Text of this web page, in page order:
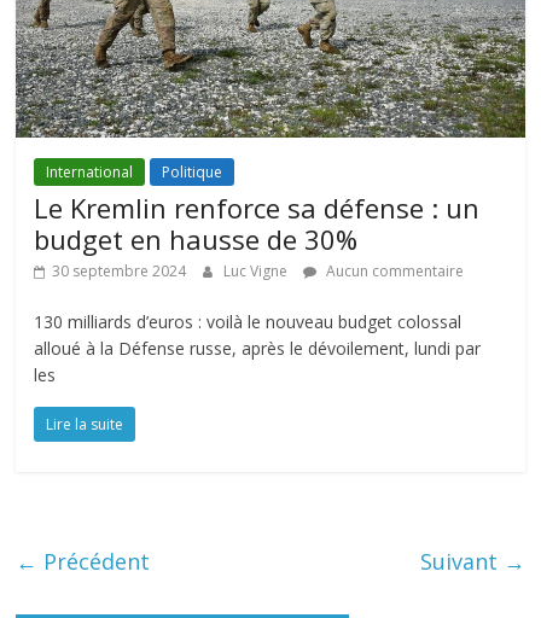
International Politique
Le Kremlin renforce sa défense : un
budget en hausse de 30%
30 septembre 2024 Luc Vigne Aucun commentaire
130 milliards d’euros : voilà le nouveau budget colossal
alloué à la Défense russe, après le dévoilement, lundi par
les
Lire la suite
← Précédent Suivant →